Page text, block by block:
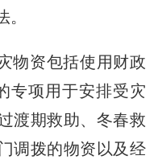
。
物资包括使用财政
专项用于安排受灾
渡期救助、冬春救
调拨的物资以及经